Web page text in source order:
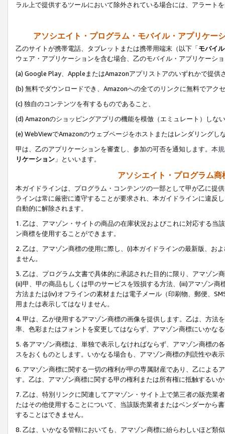
ラル上で提供するツールにおいて除外されている場合には、アラート
アソシエイト・プログラム・モバイル・アプリケー
乙のサイトが携帯電話、タブレットまたは携帯用端末（以下「モバイ
ウェア・アプリケーションを含む場合、乙のモバイル・アプリケーシ
(a) Google Play、AppleまたはAmazonアプリストアのいずれかで提供
(b) 無料でダウンロードでき、Amazonへの全てのリンクに無料でアク
(c) 独自のコンテンツを有するものであること、
(d) Amazonのショッピングアプリの機能を模倣（エミュレート）しな
(e) WebViewでAmazonのウェブページをホストまたはレンダリングし
甲は、乙のアプリケーションを審査し、参加の可否を通知します。 本
リケーション 」といいます。
アソシエイト・プログラム
本ガイドラインは、プログラム・コンテンツの一部として甲が乙に提
ラインは常に厳密に遵守することが要求され、本ガイドラインに違反
自動的に解除されます。
1. 乙は、アマゾン・サイトの商品の在庫状況およびこれに対応する
ン商標を使用することができます。
2. 乙は、アマゾン商標の使用に際し、(i)本ガイドラインの最新版、お
ません。
3. 乙は、プログラム文書で具体的に承認された目的に限り、アマゾン
(ii)甲、甲の商品もしくは甲のサービスを毀損する方法、(iii)アマゾン
方法または(iv)オフラインの素材または電子メール（印刷物、郵便、
用または表示してはなりません。
4. 甲は、乙が使用するアマゾン商標の画像を提供します。乙は、方
率、色彩またはフォントを変更してはならず、アマゾン商標にいかな
5. 各アマゾン商標は、単独で表示しなければならず、アマゾン商標
スをおくものとします。いかなる場合も、アマゾン商標の判読性や表
6. アマゾン商標に関する一切の権利が甲の専属財産であり、乙による
す。乙は、アマゾン商標に関する甲の権利または所有権に抵触するい
7. 乙は、特別リンクに関連してアマゾン・サイト上で第三者の販売
たはその他使用することについて、当該販売業者またはベンダーから
することはできません。
8. 乙は、いかなる管轄においても、アマゾン商標に紛らわしいほど類